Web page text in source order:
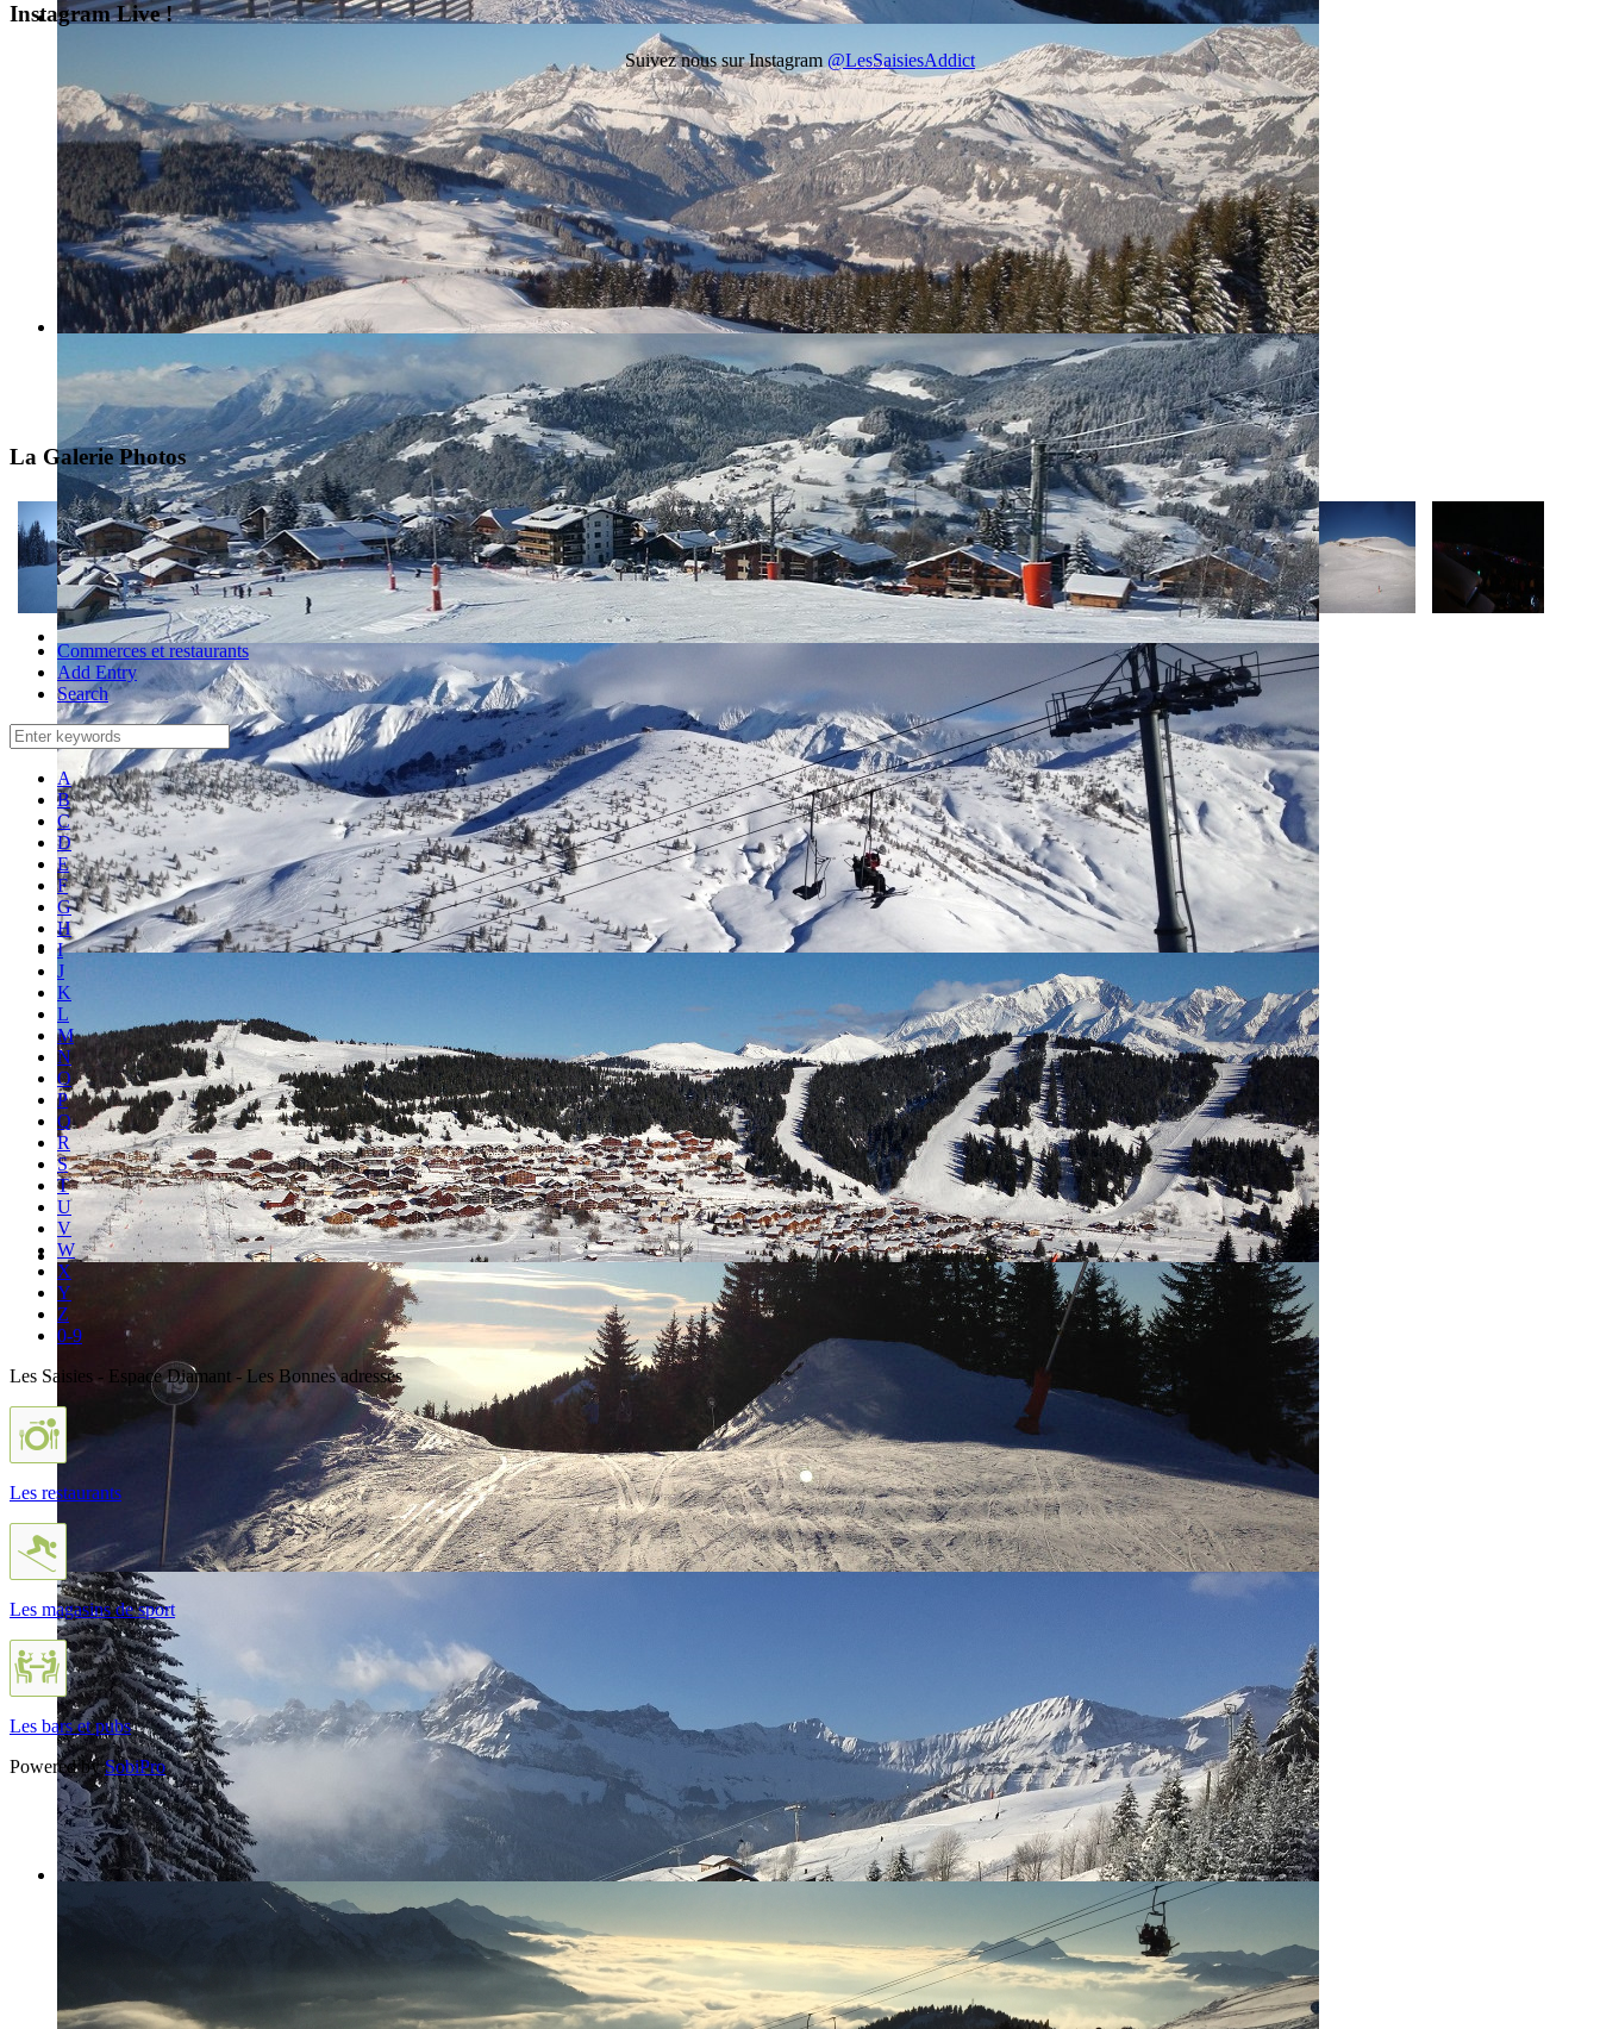
Instagram Live !
Suivez nous sur Instagram @LesSaisiesAddict
La Galerie Photos
Commerces et restaurants
Add Entry
Search
A
B
C
D
E
F
G
H
I
J
K
L
M
N
O
P
Q
R
S
T
U
V
W
X
Y
Z
0-9
Les Saisies - Espace Diamant - Les Bonnes adresses
Les restaurants
Les magasins de sport
Les bars et pubs
Powered bySobiPro